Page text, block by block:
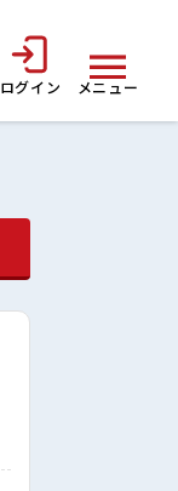
ログイン メニュー